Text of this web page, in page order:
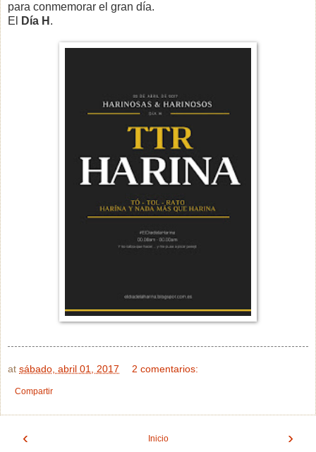
para conmemorar el gran día.
El
Día H .
at sábado, abril 01, 2017 2 comentarios:
Compartir
‹ ›
Inicio